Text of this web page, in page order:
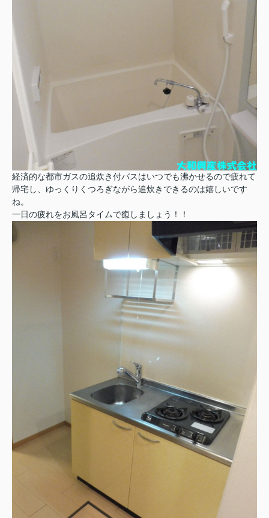
経済的な都市ガスの追炊き付バスはいつでも沸かせるので疲れて
帰宅し、ゆっくりくつろぎながら追炊きできるのは嬉しいです
ね。
一日の疲れをお風呂タイムで癒しましょう！！